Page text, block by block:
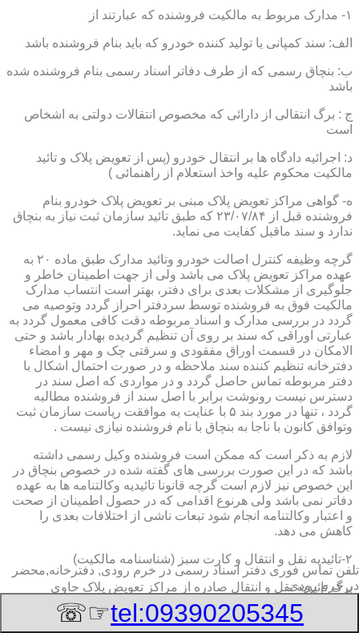
۱- مدارک مربوط به مالکیت فروشنده که عبارتند از
الف: سند کمپانی یا تولید کننده خودرو که باید بنام فروشنده باشد
ب: بنچاق رسمی که از طرف دفاتر اسناد رسمی بنام فروشنده شده
باشد
ج : برگ انتقالی از دارائی که مخصوص انتقالات دولتی به اشخاص
است
د: اجرائیه دادگاه ها بر انتقال خودرو (پس از تعویض پلاک و تائید
مالکیت محکوم علیه واخذ استعلام از راهنمائی )
ه- گواهی مراکز تعویض پلاک مبنی بر تعویض پلاک خودرو بنام
فروشنده قبل از ۲۳/۰۷/۸۴ که طبق تائید سازمان ثبت نیاز به بنچاق
ندارد و سند ماقبل کفایت می نماید.
گرچه وظیفه کنترل اصالت خودرو وتائید مدارک طبق ماده ۲۰ به
عهده مراکز تعویض پلاک می باشد ولی از جهت اطمینان خاطر و
جلوگیری از مشکلات بعدی برای دفتر، بهتر است انتساب مدارک
مالکیت فوق به فروشنده توسط سردفتر احراز گردد وتوصیه می
گردد در بررسی مدارک و اسناد مربوطه دقت کافی معمول گردد به
عبارتی اوراقی که سند بر روی آن تنظیم گردیده بهادار باشد و حتی
الامکان در قسمت اوراق مفقودی و سرقتی چک و مهر و امضاء
دفترخانه تنظیم کننده سند ملاحظه و در صورت احتمال اشکال با
دفتر مربوطه تماس حاصل گردد و در مواردی که اصل سند در
دسترس نیست رونوشت برابر با اصل سند از فروشنده مطالبه
گردد ، تنها در مورد بند ۵ با عنایت به موافقت ریاست سازمان ثبت
وتوافق کانون با ناجا به بنچاق با نام فروشنده نیازی نیست .
لازم به ذکر است که ممکن است فروشنده وکیل رسمی داشته
باشد که در این صورت بررسی های گفته شده در خصوص بنچاق در
این خصوص نیز لازم است گرچه قانونا تائیدیه وکالتنامه ها به عهده
دفاتر نمی باشد ولی هرنوع اقدامی که در حصول اطمینان از صحت
و اعتبار وکالتنامه انجام شود تبعات ناشی از اختلافات بعدی را
کاهش می دهد.
۲-تائیدیه نقل و انتقال و کارت سبز (شناسنامه مالکیت)
برگ تائیدیه نقل و انتقال صادره از مراکز تعویض پلاک حاوی
مشخصات کامل خودرو اعم از نوع ، سیستم ، مدل ، رنگ ، شماره
تلفن تماس فوری دفتر اسناد رسمی در خرم رودی, دفترخانه,محضر
در خرم رودی
tel:09390205345
☞☏